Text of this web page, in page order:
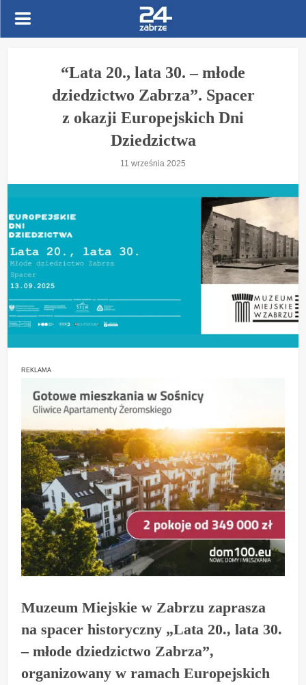
“Lata 20., lata 30. – młode
dziedzictwo Zabrza”. Spacer
z okazji Europejskich Dni
Dziedzictwa
11 września 2025
REKLAMA
Muzeum Miejskie w Zabrzu zaprasza
na spacer historyczny „Lata 20., lata 30.
– młode dziedzictwo Zabrza”,
organizowany w ramach Europejskich